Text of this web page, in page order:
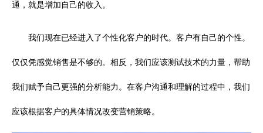
通，就是增加自己的收入。
我们现在已经进入了个性化客户的时代。客户有自己的个性。
仅仅凭感觉销售是不够的。相反，我们应该测试技术的力量，帮助
我们赋予自己更强的分析能力。在客户沟通和理解的过程中，我们
应该根据客户的具体情况改变营销策略。